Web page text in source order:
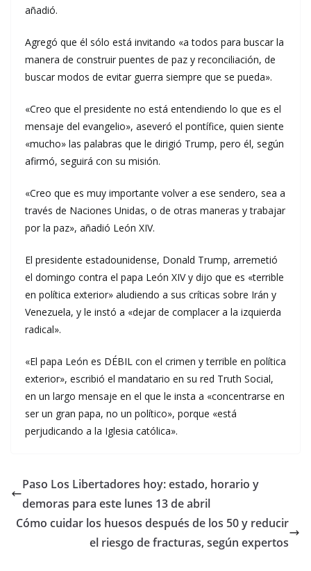
añadió.
Agregó que él sólo está invitando «a todos para buscar la
manera de construir puentes de paz y reconciliación, de
buscar modos de evitar guerra siempre que se pueda».
«Creo que el presidente no está entendiendo lo que es el
mensaje del evangelio», aseveró el pontífice, quien siente
«mucho» las palabras que le dirigió Trump, pero él, según
afirmó, seguirá con su misión.
«Creo que es muy importante volver a ese sendero, sea a
través de Naciones Unidas, o de otras maneras y trabajar
por la paz», añadió León XIV.
El presidente estadounidense, Donald Trump, arremetió
el domingo contra el papa León XIV y dijo que es «terrible
en política exterior» aludiendo a sus críticas sobre Irán y
Venezuela, y le instó a «dejar de complacer a la izquierda
radical».
«El papa León es DÉBIL con el crimen y terrible en política
exterior», escribió el mandatario en su red Truth Social,
en un largo mensaje en el que le insta a «concentrarse en
ser un gran papa, no un político», porque «está
perjudicando a la Iglesia católica».
Paso Los Libertadores hoy: estado, horario y
demoras para este lunes 13 de abril
Cómo cuidar los huesos después de los 50 y reducir
el riesgo de fracturas, según expertos